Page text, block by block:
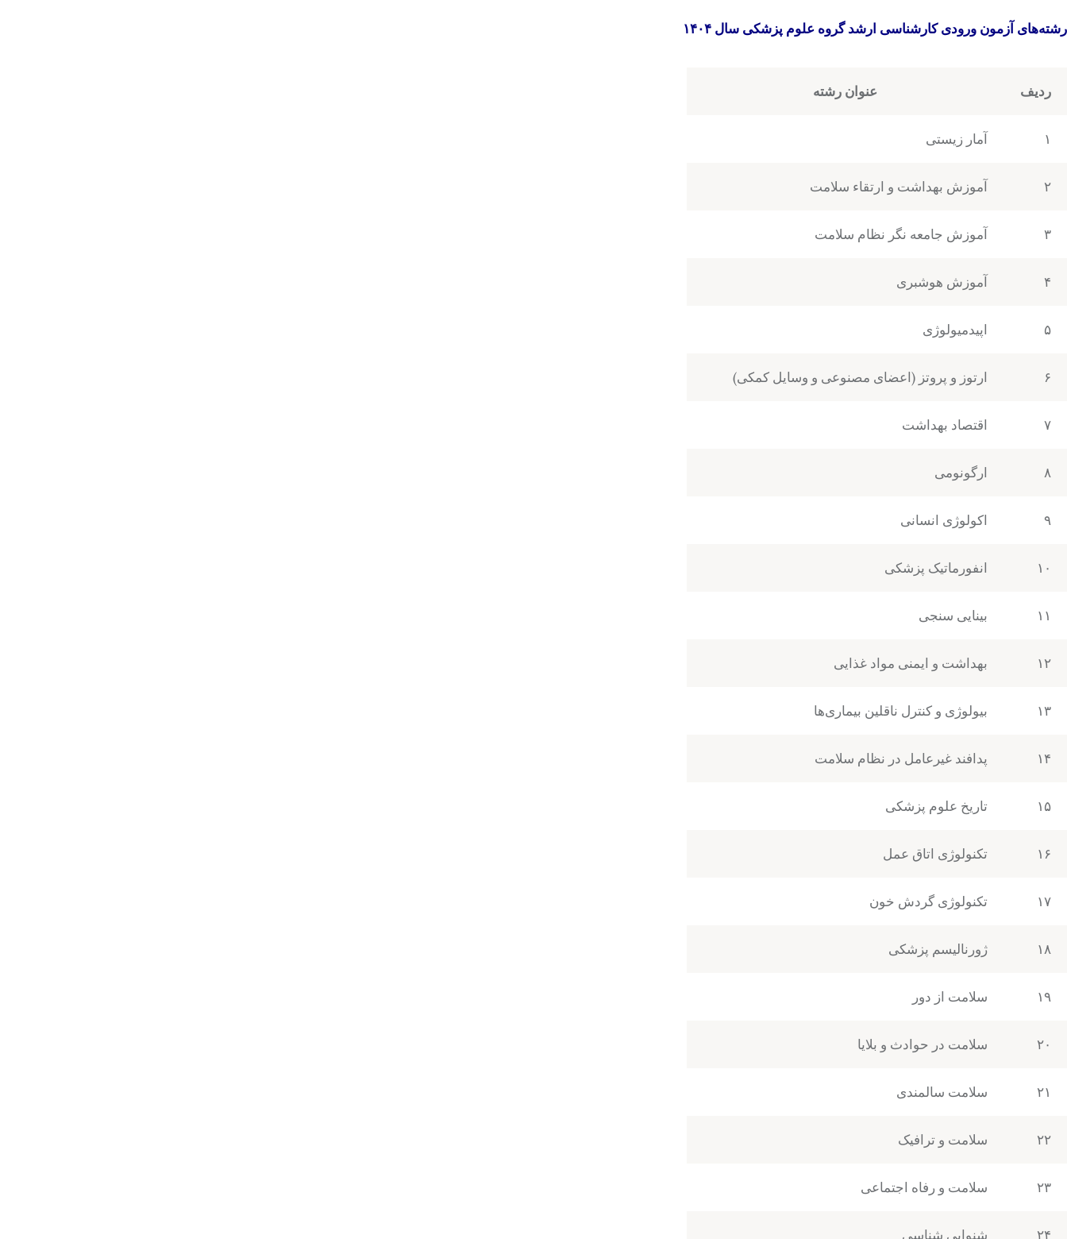
رشته‌های آزمون ورودی کارشناسی ارشد گروه علوم پزشکی سال ۱۴۰۴
ردیف عنوان رشته
۱ آمار زیستی
۲ آموزش بهداشت و ارتقاء سلامت
۳ آموزش جامعه نگر نظام سلامت
۴ آموزش هوشبری
۵ اپیدمیولوژی
۶ ارتوز و پروتز (اعضای مصنوعی و وسایل کمکی)
۷ اقتصاد بهداشت
۸ ارگونومی
۹ اکولوژی انسانی
۱۰ انفورماتیک پزشکی
۱۱ بینایی سنجی
۱۲ بهداشت و ایمنی مواد غذایی
۱۳ بیولوژی و کنترل ناقلین بیماری‌ها
۱۴ پدافند غیرعامل در نظام سلامت
۱۵ تاریخ علوم پزشکی
۱۶ تکنولوژی اتاق عمل
۱۷ تکنولوژی گردش خون
۱۸ ژورنالیسم پزشکی
۱۹ سلامت از دور
۲۰ سلامت در حوادث و بلایا
۲۱ سلامت سالمندی
۲۲ سلامت و ترافیک
۲۳ سلامت و رفاه اجتماعی
۲۴ شنوایی شناسی